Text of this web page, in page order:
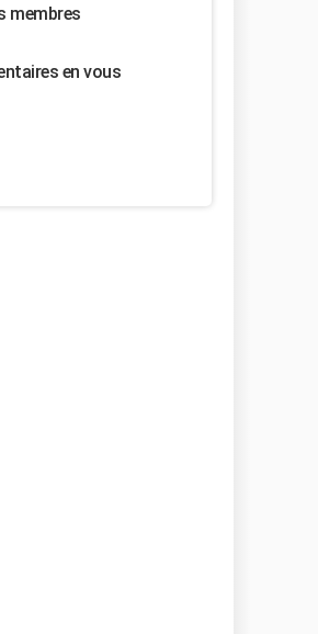
membres
en vous